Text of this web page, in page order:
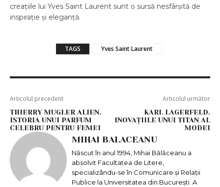
creațiile lui Yves Saint Laurent sunt o sursă nesfârșită de
inspirație și eleganță.
TAGS Yves Saint Laurent
Articolul precedent
THIERRY MUGLER ALIEN.
ISTORIA UNUI PARFUM
CELEBRU PENTRU FEMEI
Articolul următor
KARL LAGERFELD.
INOVAȚIILE UNUI TITAN AL
MODEI
MIHAI BALACEANU
Născut în anul 1994, Mihai Bălăceanu a
absolvit Facultatea de Litere,
specializându-se în Comunicare și Relații
Publice la Universitatea din București. A